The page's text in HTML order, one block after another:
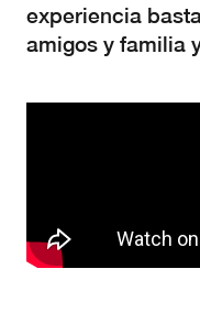
experiencia
amigos y familia